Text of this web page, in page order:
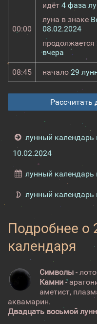
00:00
идёт 4 фаза
луна в знаке
08.02.2024
продолжается
вчера
08:45 начало 29
Рассчитать
лунный
10.02.2024
лунный календарь
лунный календарь
Подробнее о
календаря
Символы -
Камни -
аметист,
аквамарин.
Двадцать восьмой